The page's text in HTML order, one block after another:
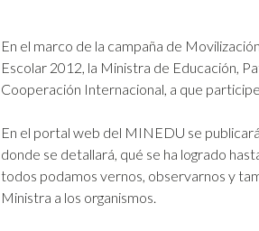
En el marco de la campaña de
Escolar 2012, la Ministra de Educación,
Cooperación Internacional, a que
En el portal web del MINEDU se
donde se detallará, qué se ha logrado
todos podamos vernos, observarnos y
Ministra a los organismos.